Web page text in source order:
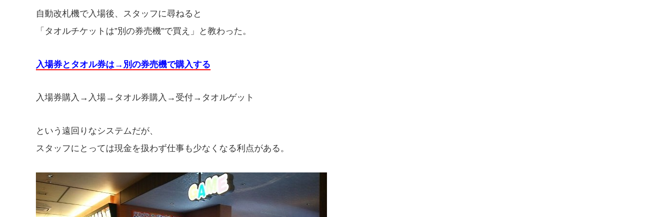
自動改札機で入場後、スタッフに尋ねると
「タオルチケットは”別の券売機”で買え」と教わった。
入場券とタオル券は→別の券売機で購入する
入場券購入→入場→タオル券購入→受付→タオルゲット
という遠回りなシステムだが、
スタッフにとっては現金を扱わず仕事も少なくなる利点がある。